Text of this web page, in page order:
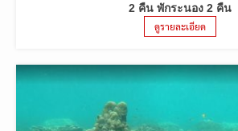
2 คืน พักระนอง 2 คืน
ดูรายละเอียด